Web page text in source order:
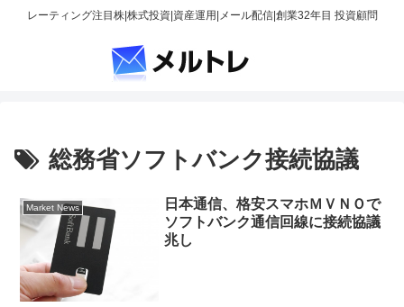
レーティング注目株|株式投資|資産運用|メール配信|創業32年目 投資顧問
総務省ソフトバンク接続協議
Market News
日本通信、格安スマホＭＶＮＯで
ソフトバンク通信回線に接続協議
兆し